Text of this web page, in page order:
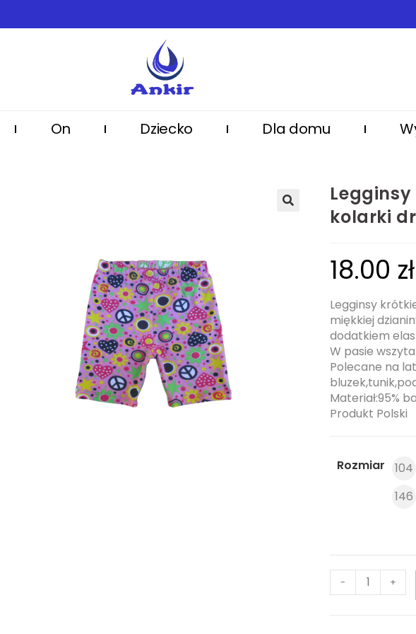
On Dziecko Dla domu
kolarki
18.00 zł
Legginsy
miękkiej
dodatkiem
W pasie
Polecane na
Materiał:95%
Produkt Polski
Rozmiar 104
146
- +